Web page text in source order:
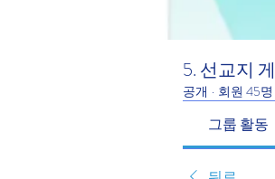
5. 선교지
공개 · 회원 45명
그룹 활동